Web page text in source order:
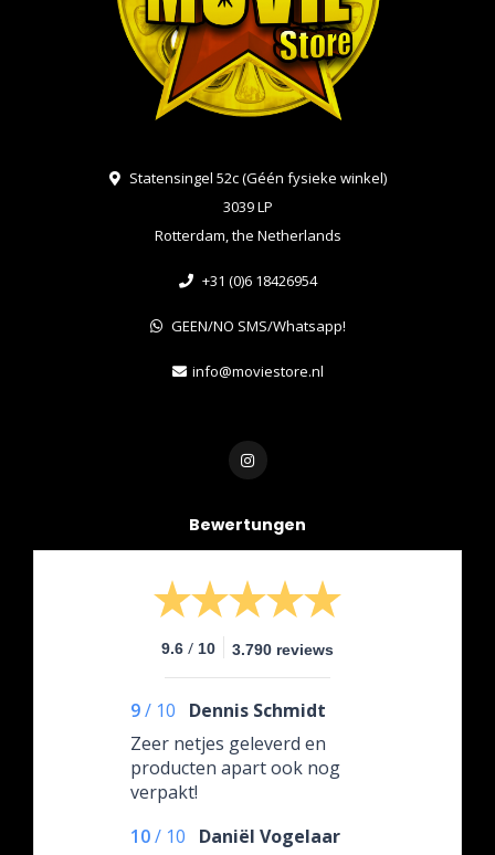
Statensingel 52c (Géén fysieke winkel)
3039 LP
Rotterdam, the Netherlands
+31 (0)6 18426954
GEEN/NO SMS/Whatsapp!
info@moviestore.nl
Bewertungen
9.6 / 10 3.790 reviews
9/ 10
Dennis Schmidt
Zeer netjes geleverd en
producten apart ook nog
verpakt!
10/ 10
Daniël Vogelaar